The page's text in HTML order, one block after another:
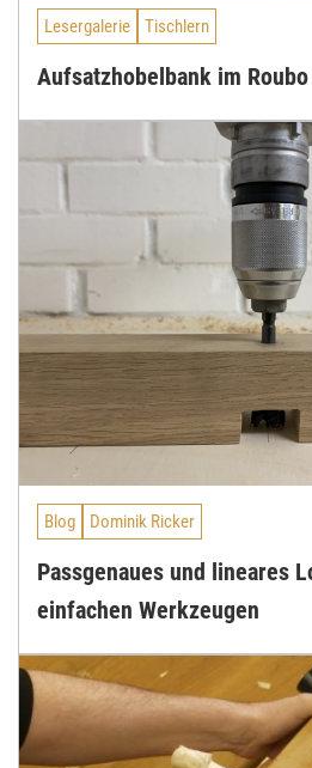
Lesergalerie Tischlern
Aufsatzhobelbank im
Blog Dominik Ricker
Passgenaues und lineares
einfachen Werkzeugen